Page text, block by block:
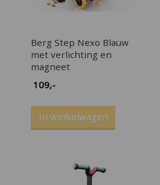
Berg Step Nexo Blauw
met verlichting en
magneet
109,-
In winkelwagen